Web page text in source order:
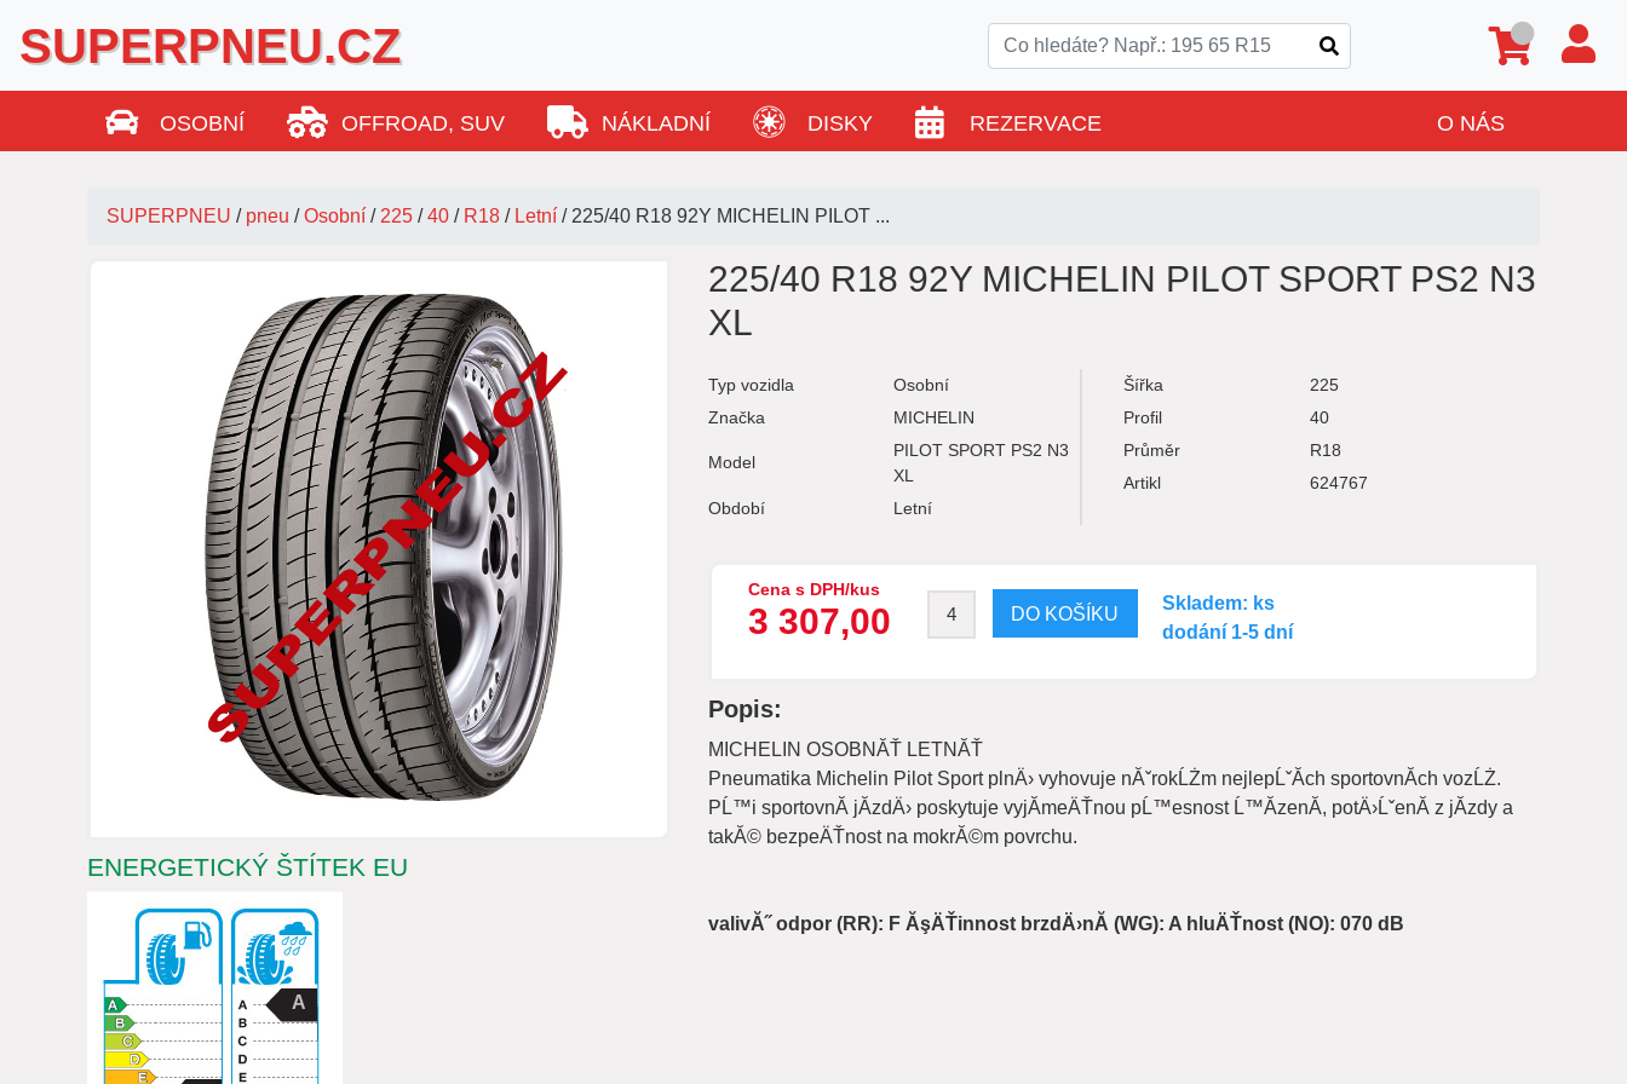
SUPERPNEU.CZ
OSOBNÍ OFFROAD, SUV NÁKLADNÍ DISKY REZERVACE O NÁS
SUPERPNEU / pneu /Osobní / 225 /40 / R18 / Letní / 225/40 R18 92Y MICHELIN PILOT ...
ENERGETICKÝ ŠTÍTEK EU
A
225/40 R18 92Y MICHELIN PILOT SPORT PS2 N3
XL
Typ vozidla
Osobní
Značka
MICHELIN
Model
PILOT SPORT PS2 N3
XL
Období
Letní
Šířka
225
Profil
40
Průměr
R18
Artikl
624767
Cena s DPH/kus
3 307,00
Skladem: ks
dodání 1-5 dní
Popis:
MICHELIN OSOBNĂŤ LETNĂŤ
Pneumatika Michelin Pilot Sport plnÄ› vyhovuje nĂˇrokĹŻm nejlepĹˇĂ­ch sportovnĂ­ch vozĹŻ.
PĹ™i sportovnĂ­ jĂ­zdÄ› poskytuje vyjĂ­meÄŤnou pĹ™esnost Ĺ™Ă­zenĂ­, potÄ›ĹˇenĂ­ z jĂ­zdy a
takĂ© bezpeÄŤnost na mokrĂ©m povrchu.
valivĂ˝ odpor (RR): F ĂşÄŤinnost brzdÄ›nĂ­ (WG): A hluÄŤnost (NO): 070 dB